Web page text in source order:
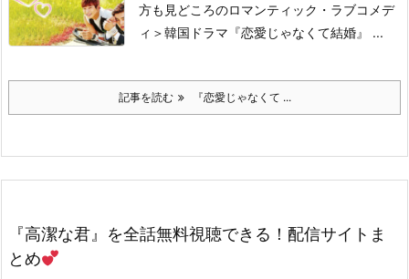
方も見どころのロマンティック・ラブコメデ
ィ＞韓国ドラマ『恋愛じゃなくて結婚』 ...
記事を読む 『恋愛じゃなくて ...
『高潔な君』を全話無料視聴できる！配信サイトま
とめ